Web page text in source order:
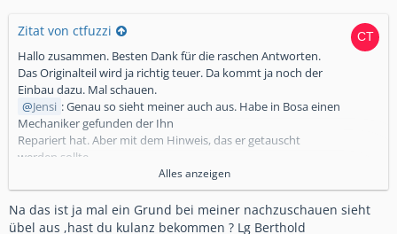
Zitat von ctfuzzi
Hallo zusammen. Besten Dank für die raschen Antworten.
Das Originalteil wird ja richtig teuer. Da kommt ja noch der
Einbau dazu. Mal schauen.
Jensi : Genau so sieht meiner auch aus. Habe in Bosa einen
Mechaniker gefunden der Ihn
Repariert hat. Aber mit dem Hinweis, das er getauscht
werden sollte.
Wenigstens kann ich meine Ferien bis zum Ende machen.
Merci und Gruß
Heinz
Alles anzeigen
Na das ist ja mal ein Grund bei meiner nachzuschauen sieht
übel aus ,hast du kulanz bekommen ? Lg Berthold